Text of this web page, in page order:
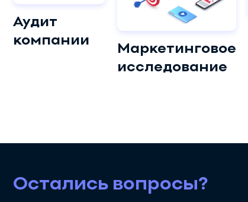
Аудит
компании
Маркетинговое
исследование
Остались вопросы?